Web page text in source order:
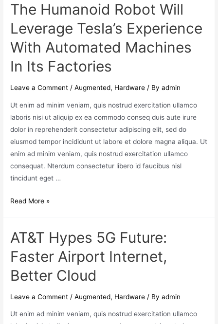
The Humanoid Robot Will
Leverage Tesla’s Experience
With Automated Machines
In Its Factories
Leave a Comment /Augmented, Hardware / Byadmin
Ut enim ad minim veniam, quis nostrud exercitation ullamco
laboris nisi ut aliquip ex ea commodo conseq duis aute irure
dolor in reprehenderit consectetur adipiscing elit, sed do
eiusmod tempor incididunt ut labore et dolore magna aliqua. Ut
enim ad minim veniam, quis nostrud exercitation ullamco
consequat. Nterdum consectetur libero id faucibus nisl
tincidunt eget …
Read More »
AT&T Hypes 5G Future:
Faster Airport Internet,
Better Cloud
Leave a Comment /Augmented, Hardware / Byadmin
Ut enim ad minim veniam, quis nostrud exercitation ullamco